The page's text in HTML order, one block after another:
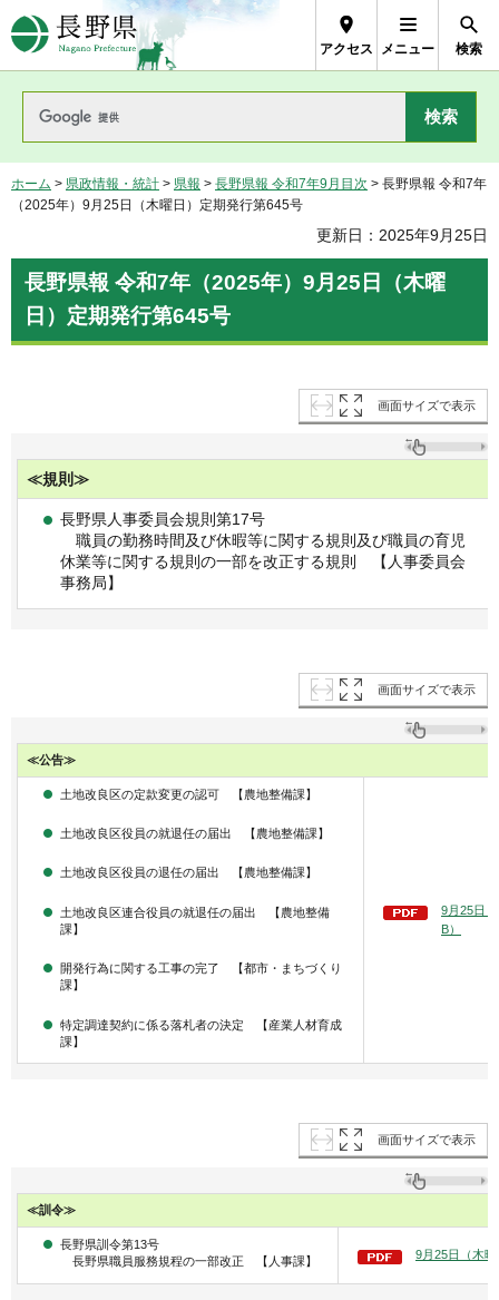
長野県Nagano Prefecture
アクセス メニュー 検索
ホーム > 県政情報・統計 > 県報 > 長野県報 令和7年9月目次 > 長野県報 令和7年
（2025年）9月25日（木曜日）定期発行第645号
更新日：2025年9月25日
長野県報 令和7年（2025年）9月25日（木曜
日）定期発行第645号
画面サイズで表示
≪規則≫
長野県人事委員会規則第17号
職員の勤務時間及び休暇等に関する規則及び職員の育児
休業等に関する規則の一部を改正する規則 【人事委員会
事務局】
画面サイズで表示
≪公告≫
土地改良区の定款変更の認可 【農地整備課】
土地改良区役員の就退任の届出 【農地整備課】
土地改良区役員の退任の届出 【農地整備課】
土地改良区連合役員の就退任の届出 【農地整備
課】
開発行為に関する工事の完了 【都市・まちづくり
課】
特定調達契約に係る落札者の決定 【産業人材育成
課】
9月25日
B）
画面サイズで表示
≪訓令≫
長野県訓令第13号
長野県職員服務規程の一部改正 【人事課】
9月25日（木